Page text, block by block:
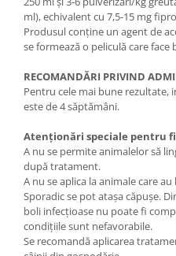
ml), echivalent cu 7,5-15 mg
Produsul conține un agent de
se formează o peliculă care face
RECOMANDĂRI PRIVIND
Pentru cele mai bune
este de 4 săptămâni.
Atenționări speciale pentru
A nu se permite animalelor să
după tratament.
A nu se aplica la animale care
Sporadic se pot atașa căpușe.
boli infecțioase nu poate fi
condițiile sunt nefavorabile.
Se recomandă aplicarea